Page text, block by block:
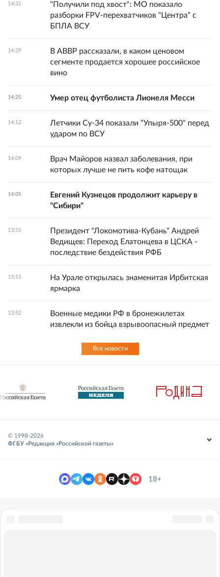
14:31
"Получили под хвост": МО показало
разборки FPV-перехватчиков "Центра" с
БПЛА ВСУ
14:29
В АВВР рассказали, в каком ценовом
сегменте продается хорошее российское
вино
14:25 Умер отец футболиста Лионеля Месси
14:12
Летчики Су-34 показали "Упыря-500" перед
ударом по ВСУ
14:09
Врач Майоров назвал заболевания, при
которых лучше не пить кофе натощак
14:05
Евгений Кузнецов продолжит карьеру в
"Сибири"
13:55
Президент "Локомотива-Кубань" Андрей
Ведищев: Переход Елатонцева в ЦСКА -
последствие бездействия РФБ
13:53
На Урале открылась знаменитая Ирбитская
ярмарка
13:52
Военные медики РФ в бронежилетах
извлекли из бойца взрывоопасный предмет
Все новости
© 1998-2026
ФГБУ «Редакция «Российской газеты»
18+